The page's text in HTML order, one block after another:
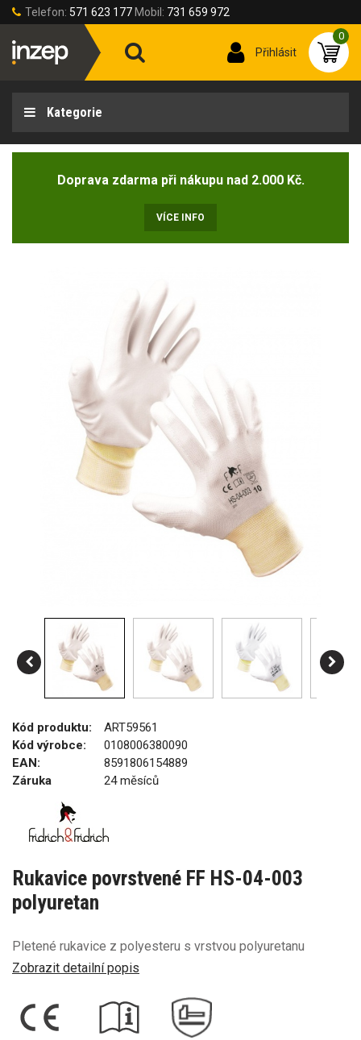
Telefon: 571 623 177 Mobil: 731 659 972
Přihlásit
0
Kategorie
Doprava zdarma při nákupu nad 2.000 Kč.
VÍCE INFO
Kód produktu:
ART59561
Kód výrobce:
0108006380090
EAN:
8591806154889
Záruka
24 měsíců
Rukavice povrstvené FF HS-04-003
polyuretan
Pletené rukavice z polyesteru s vrstvou polyuretanu
Zobrazit detailní popis